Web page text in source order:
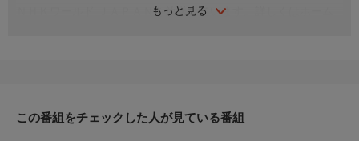
もっと見る
ＮＨＫワールド ＪＡＰＡＮを放送しています。詳しくはホーム
この番組をチェックした人が見ている番組